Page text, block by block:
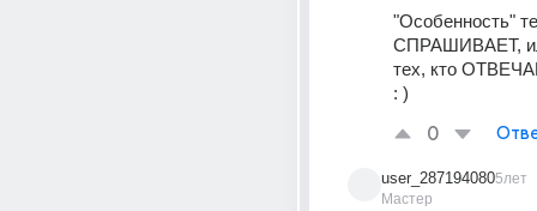
"Особенность"
СПРАШИВАЕТ,
тех, кто
: )
0
user_287194080
Мастер
5лет